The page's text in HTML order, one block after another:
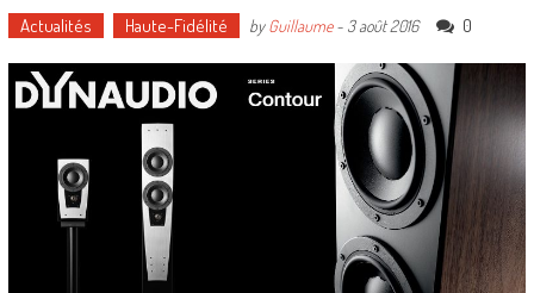
Actualités Haute-Fidélité byGuillaume- 3 août 2016 0